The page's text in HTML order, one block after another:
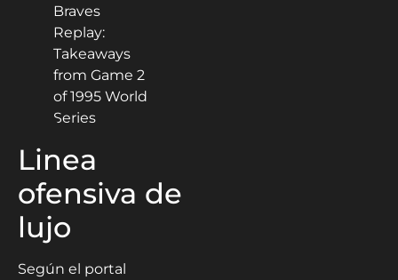
Linea
ofensiva de
lujo
Según el portal